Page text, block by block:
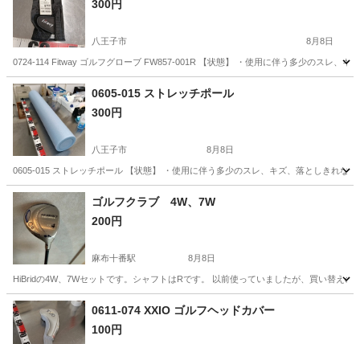
300円
八王子市 8月8日
0724-114 Fitway ゴルフグローブ FW857-001R 【状態】 ・使用に伴う多少のスレ、
東京 八王子市 Fitway
0605-015 ストレッチポール
300円
八王子市 8月8日
0605-015 ストレッチポール 【状態】 ・使用に伴う多少のスレ、キズ、落としきれ
東京 八王子市 フィットネス、トレーニング
ゴルフクラブ 4W、7W
200円
麻布十番駅 8月8日
HiBridの4W、7Wセットです。シャフトはRです。 以前使っていましたが、買い替え
東京 港区 ゴルフ
0611-074 XXIO ゴルフヘッドカバー
100円